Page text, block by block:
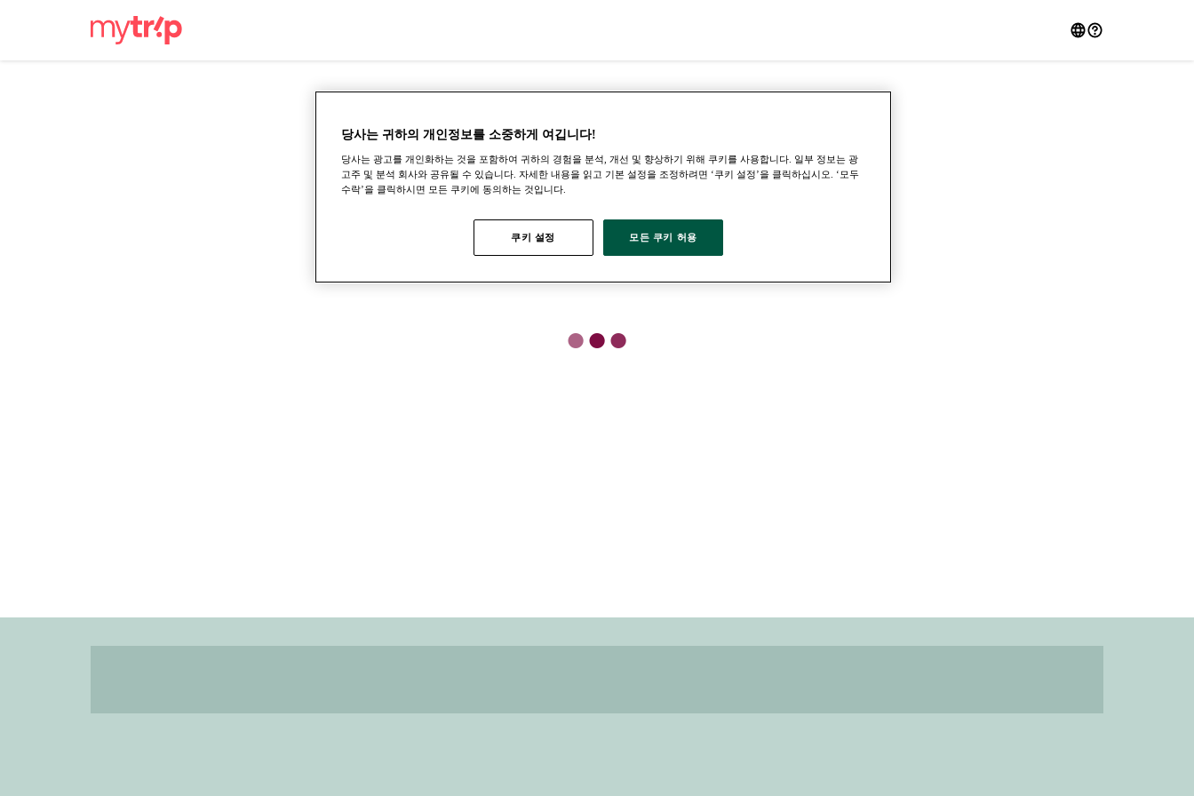
●●●
당사는 귀하의 개인정보를 소중하게 여깁니다!
당사는 광고를 개인화하는 것을 포함하여 귀하의 경험을 분석, 개선 및 향상하기 위해 쿠키를 사용합니다. 일부 정보는 광
고주 및 분석 회사와 공유될 수 있습니다. 자세한 내용을 읽고 기본 설정을 조정하려면 ‘쿠키 설정’을 클릭하십시오. ‘모두
수락’을 클릭하시면 모든 쿠키에 동의하는 것입니다.
쿠키 설정 모든 쿠키 허용